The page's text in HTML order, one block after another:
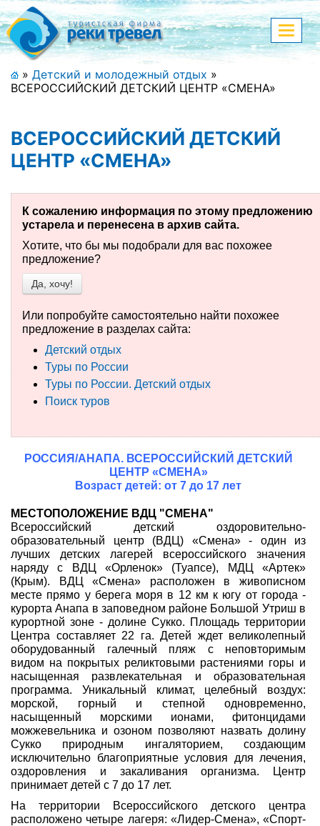
Меню
+7 (911) 182-44-68
Адрес офиса, контакты
Полная версия сайта
Главная
Спецпредложения
Праздничные туры
Страны и направления
Поиск тура
Туры по России
Автобусные туры
Круизы
Туры на пароме
Услуги
О компании
Отзывы
меню
» Детский и молодежный отдых »
ВСЕРОССИЙСКИЙ ДЕТСКИЙ ЦЕНТР «СМЕНА»
ВСЕРОССИЙСКИЙ ДЕТСКИЙ
ЦЕНТР «СМЕНА»
К сожалению информация по этому предложению
устарела и перенесена в архив сайта.
Хотите, что бы мы подобрали для вас похожее
предложение?
Да, хочу!
Или попробуйте самостоятельно найти похожее
предложение в разделах сайта:
Детский отдых
Туры по России
Туры по России. Детский отдых
Поиск туров
РОССИЯ/АНАПА. ВСЕРОССИЙСКИЙ ДЕТСКИЙ
ЦЕНТР «СМЕНА»
Возраст детей: от 7 до 17 лет
МЕСТОПОЛОЖЕНИЕ ВДЦ "СМЕНА"
Всероссийский детский оздоровительно-
образовательный центр (ВДЦ) «Смена» - один из
лучших детских лагерей всероссийского значения
наряду с ВДЦ «Орленок» (Туапсе), МДЦ «Артек»
(Крым). ВДЦ «Смена» расположен в живописном
месте прямо у берега моря в 12 км к югу от города -
курорта Анапа в заповедном районе Большой Утриш в
курортной зоне - долине Сукко. Площадь территории
Центра составляет 22 га. Детей ждет великолепный
оборудованный галечный пляж с неповторимым
видом на покрытых реликтовыми растениями горы и
насыщенная развлекательная и образовательная
программа. Уникальный климат, целебный воздух:
морской, горный и степной одновременно,
насыщенный морскими ионами, фитонцидами
можжевельника и озоном позволяют назвать долину
Сукко природным ингаляторием, создающим
исключительно благоприятные условия для лечения,
оздоровления и закаливания организма. Центр
принимает детей с 7 до 17 лет.
На территории Всероссийского детского центра
расположено четыре лагеря: «Лидер-Смена», «Спорт-